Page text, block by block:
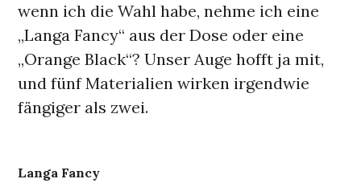
wenn ich die Wahl habe, nehme ich eine
„Langa Fancy“ aus der Dose oder eine
„Orange Black“? Unser Auge hofft ja mit,
und fünf Materialien wirken irgendwie
fängiger als zwei.
Langa Fancy